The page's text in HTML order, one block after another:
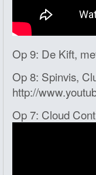
Op 9: De Kift,
Op 8: Spinvis,
http://
Op 7: Cloud